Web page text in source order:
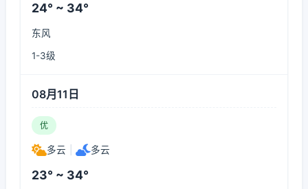
24° ~ 34°
东风
1-3级
08月11日
优
多云 多云
23° ~ 34°